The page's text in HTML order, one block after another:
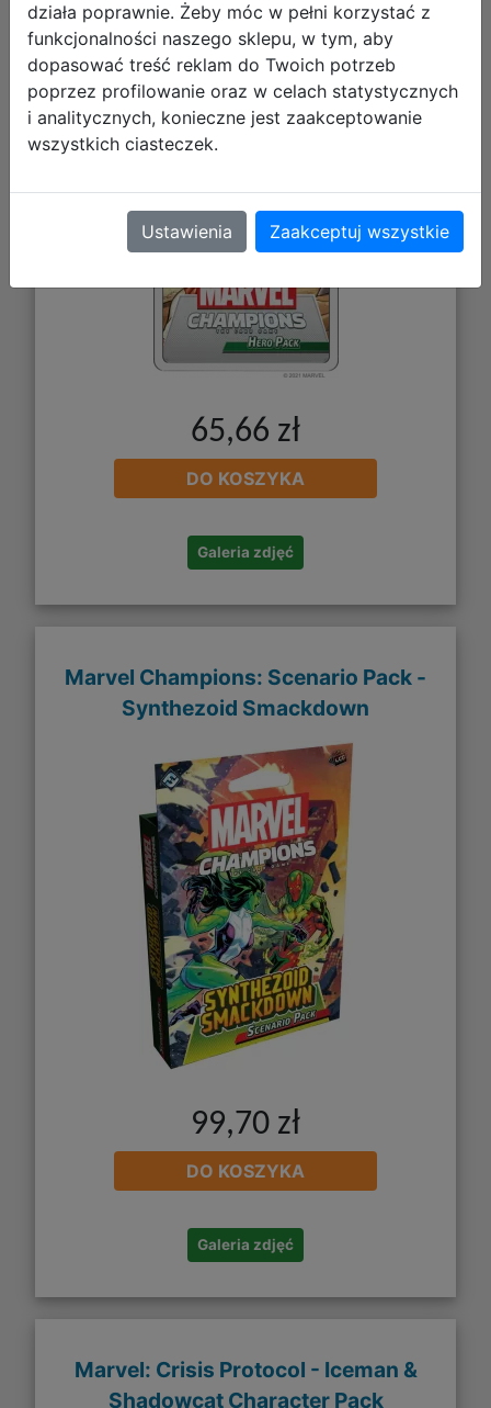
Gamora
65,66 zł
DO KOSZYKA
Galeria zdjęć
Marvel Champions: Scenario Pack -
Synthezoid Smackdown
99,70 zł
DO KOSZYKA
Galeria zdjęć
Marvel: Crisis Protocol - Iceman &
Shadowcat Character Pack
działa poprawnie. Żeby móc w pełni korzystać z
funkcjonalności naszego sklepu, w tym, aby
dopasować treść reklam do Twoich potrzeb
poprzez profilowanie oraz w celach statystycznych
i analitycznych, konieczne jest zaakceptowanie
wszystkich ciasteczek.
Ustawienia Zaakceptuj wszystkie